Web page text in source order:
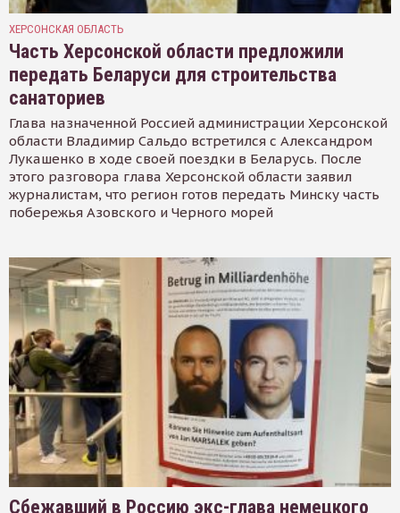
ХЕРСОНСКАЯ ОБЛАСТЬ
Часть Херсонской области предложили
передать Беларуси для строительства
санаториев
Глава назначенной Россией администрации Херсонской
области Владимир Сальдо встретился с Александром
Лукашенко в ходе своей поездки в Беларусь. После
этого разговора глава Херсонской области заявил
журналистам, что регион готов передать Минску часть
побережья Азовского и Черного морей
Сбежавший в Россию экс-глава немецкого